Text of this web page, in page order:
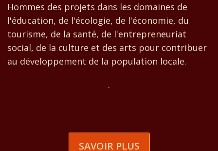
Hommes des projets dans les domaines de
l'éducation, de l'écologie, de l'économie, du
tourisme, de la santé, de l'entrepreneuriat
social, de la culture et des arts pour contribuer
au développement de la population locale.
.
SAVOIR PLUS